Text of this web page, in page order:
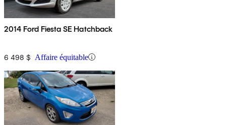
2014 Ford Fiesta SE Hatchback
6 498 $ Affaire équitable